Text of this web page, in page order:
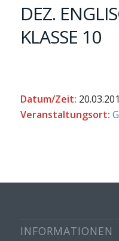
DEZ.
KLASSE 10
Datum/Zeit:
Veranstaltungsort:
INFORMATIONEN